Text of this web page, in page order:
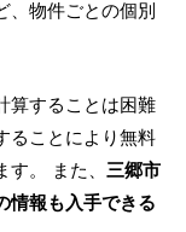
、物件ごとの個別
算することは困難
ることにより無料
。 また、 三郷市
情報も入手できる